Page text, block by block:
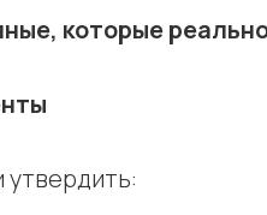
которые